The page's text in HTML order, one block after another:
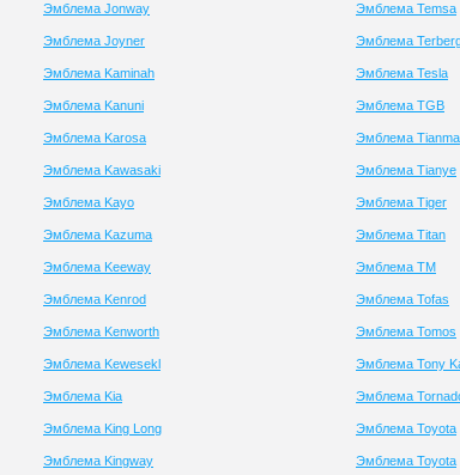
Эмблема Jonway
Эмблема Joyner
Эмблема Kaminah
Эмблема Kanuni
Эмблема Karosa
Эмблема Kawasaki
Эмблема Kayo
Эмблема Kazuma
Эмблема Keeway
Эмблема Kenrod
Эмблема Kenworth
Эмблема Kewesekl
Эмблема Kia
Эмблема King Long
Эмблема Kingway
Эмблема Temsa
Эмблема
Эмблема Tesla
Эмблема TGB
Эмблема Tianma
Эмблема Tianye
Эмблема Tiger
Эмблема Titan
Эмблема TM
Эмблема Tofas
Эмблема Tomos
Эмблема Tony
Эмблема
Эмблема Toyota
Эмблема Toyota